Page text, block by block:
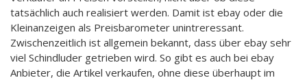
tatsächlich auch realisiert werden. Damit ist ebay oder die
Kleinanzeigen als Preisbarometer unintreressant.
Zwischenzeitlich ist allgemein bekannt, dass über ebay sehr
viel Schindluder getrieben wird. So gibt es auch bei ebay
Anbieter, die Artikel verkaufen, ohne diese überhaupt im